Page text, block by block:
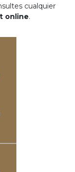
cualquier
online.